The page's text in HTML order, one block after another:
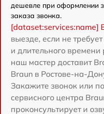
дешевле при оформлении
заказа звонка.
[dataset:services:name]
выезде, если не
и длительного времени
наш мастер доставит
Braun в Ростове-на-
Закажите звонок или
сервисного центра
проконсультирует и